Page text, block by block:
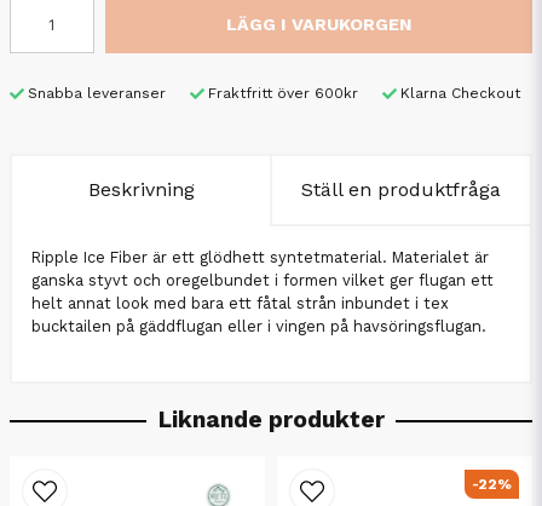
LÄGG I VARUKORGEN
Snabba leveranser Fraktfritt över 600kr Klarna Checkout
Beskrivning Ställ en produktfråga
Ripple Ice Fiber är ett glödhett syntetmaterial. Materialet är
ganska styvt och oregelbundet i formen vilket ger flugan ett
helt annat look med bara ett fåtal strån inbundet i tex
bucktailen på gäddflugan eller i vingen på havsöringsflugan.
Liknande produkter
-22%